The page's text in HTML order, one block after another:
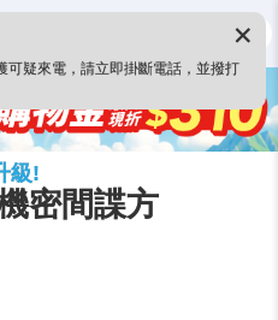
可疑來電，請立即掛斷電話，並撥打
✕
級!
密間諜方